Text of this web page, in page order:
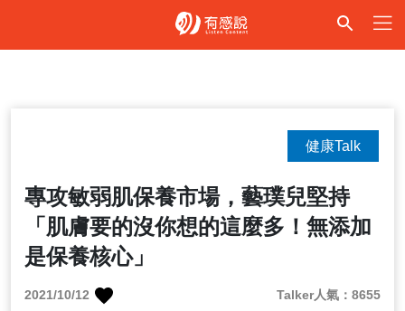
專攻敏弱肌保養市場，藝璞兒堅持
「肌膚要的沒你想的這麼多！無添加
是保養核心」
健康Talk
2021/10/12 Talker人氣：8655